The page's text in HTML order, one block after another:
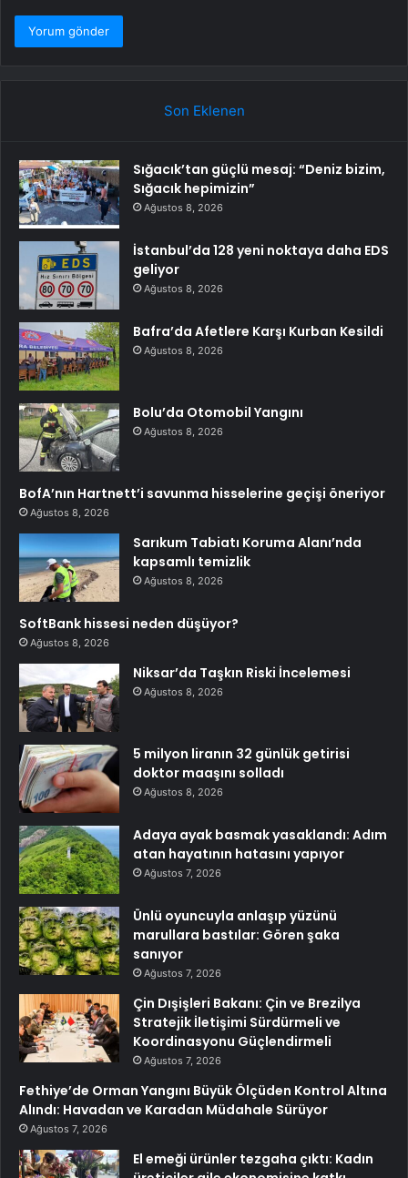
Son Eklenen
Sığacık’tan güçlü mesaj: “Deniz bizim,
Sığacık hepimizin”
Ağustos 8, 2026
İstanbul’da 128 yeni noktaya daha EDS
geliyor
Ağustos 8, 2026
Bafra’da Afetlere Karşı Kurban Kesildi
Ağustos 8, 2026
Bolu’da Otomobil Yangını
Ağustos 8, 2026
BofA’nın Hartnett’i savunma hisselerine geçişi öneriyor
Ağustos 8, 2026
Sarıkum Tabiatı Koruma Alanı’nda
kapsamlı temizlik
Ağustos 8, 2026
SoftBank hissesi neden düşüyor?
Ağustos 8, 2026
Niksar’da Taşkın Riski İncelemesi
Ağustos 8, 2026
5 milyon liranın 32 günlük getirisi
doktor maaşını solladı
Ağustos 8, 2026
Adaya ayak basmak yasaklandı: Adım
atan hayatının hatasını yapıyor
Ağustos 7, 2026
Ünlü oyuncuyla anlaşıp yüzünü
marullara bastılar: Gören şaka
sanıyor
Ağustos 7, 2026
Çin Dışişleri Bakanı: Çin ve Brezilya
Stratejik İletişimi Sürdürmeli ve
Koordinasyonu Güçlendirmeli
Ağustos 7, 2026
Fethiye’de Orman Yangını Büyük Ölçüden Kontrol Altına
Alındı: Havadan ve Karadan Müdahale Sürüyor
Ağustos 7, 2026
El emeği ürünler tezgaha çıktı: Kadın